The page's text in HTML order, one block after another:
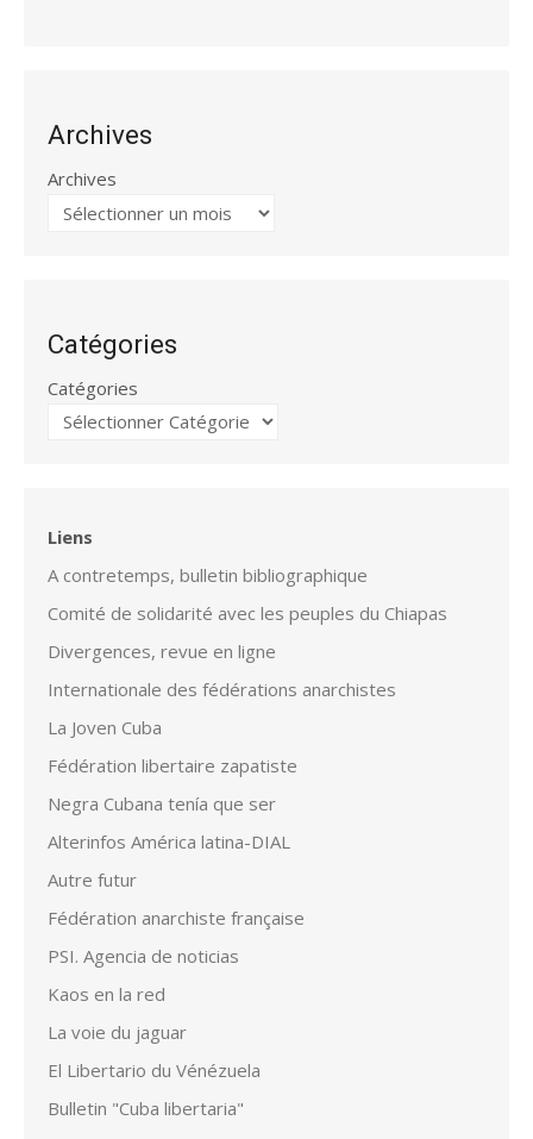
Archives
Archives
Catégories
Catégories
Liens
A contretemps, bulletin bibliographique
Comité de solidarité avec les peuples du Chiapas
Divergences, revue en ligne
Internationale des fédérations anarchistes
La Joven Cuba
Fédération libertaire zapatiste
Negra Cubana tenía que ser
Alterinfos América latina-DIAL
Autre futur
Fédération anarchiste française
PSI. Agencia de noticias
Kaos en la red
La voie du jaguar
El Libertario du Vénézuela
Bulletin "Cuba libertaria"